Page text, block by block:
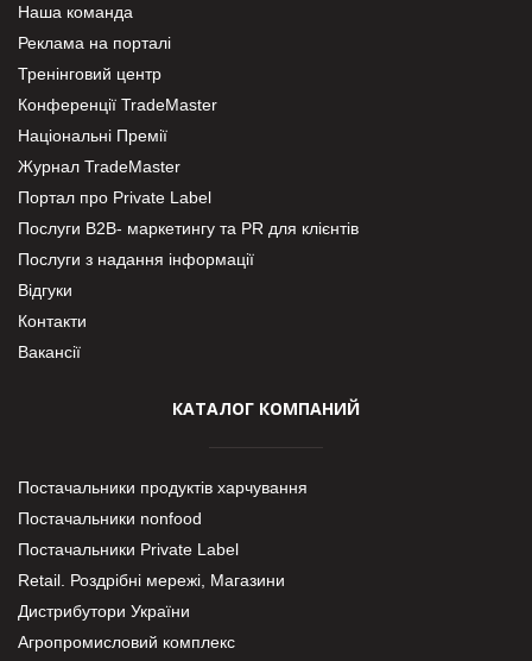
Наша команда
Реклама на порталі
Тренінговий центр
Конференції TradeMaster
Національні Премії
Журнал TradeMaster
Портал про Private Label
Послуги В2В- маркетингу та PR для клієнтів
Послуги з надання інформації
Відгуки
Контакти
Вакансії
КАТАЛОГ КОМПАНИЙ
Постачальники продуктів харчування
Постачальники nonfood
Постачальники Private Label
Retail. Роздрібні мережі, Магазини
Дистрибутори України
Агропромисловий комплекс